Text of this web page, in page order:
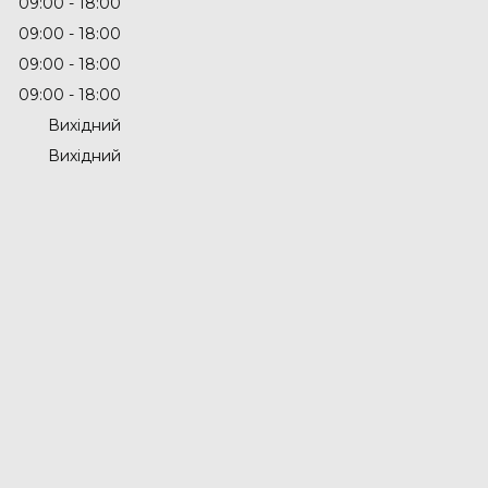
09:00
18:00
09:00
18:00
09:00
18:00
Вихідний
Вихідний